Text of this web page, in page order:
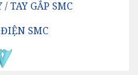
TAY GẮP SMC
SMC
SMC